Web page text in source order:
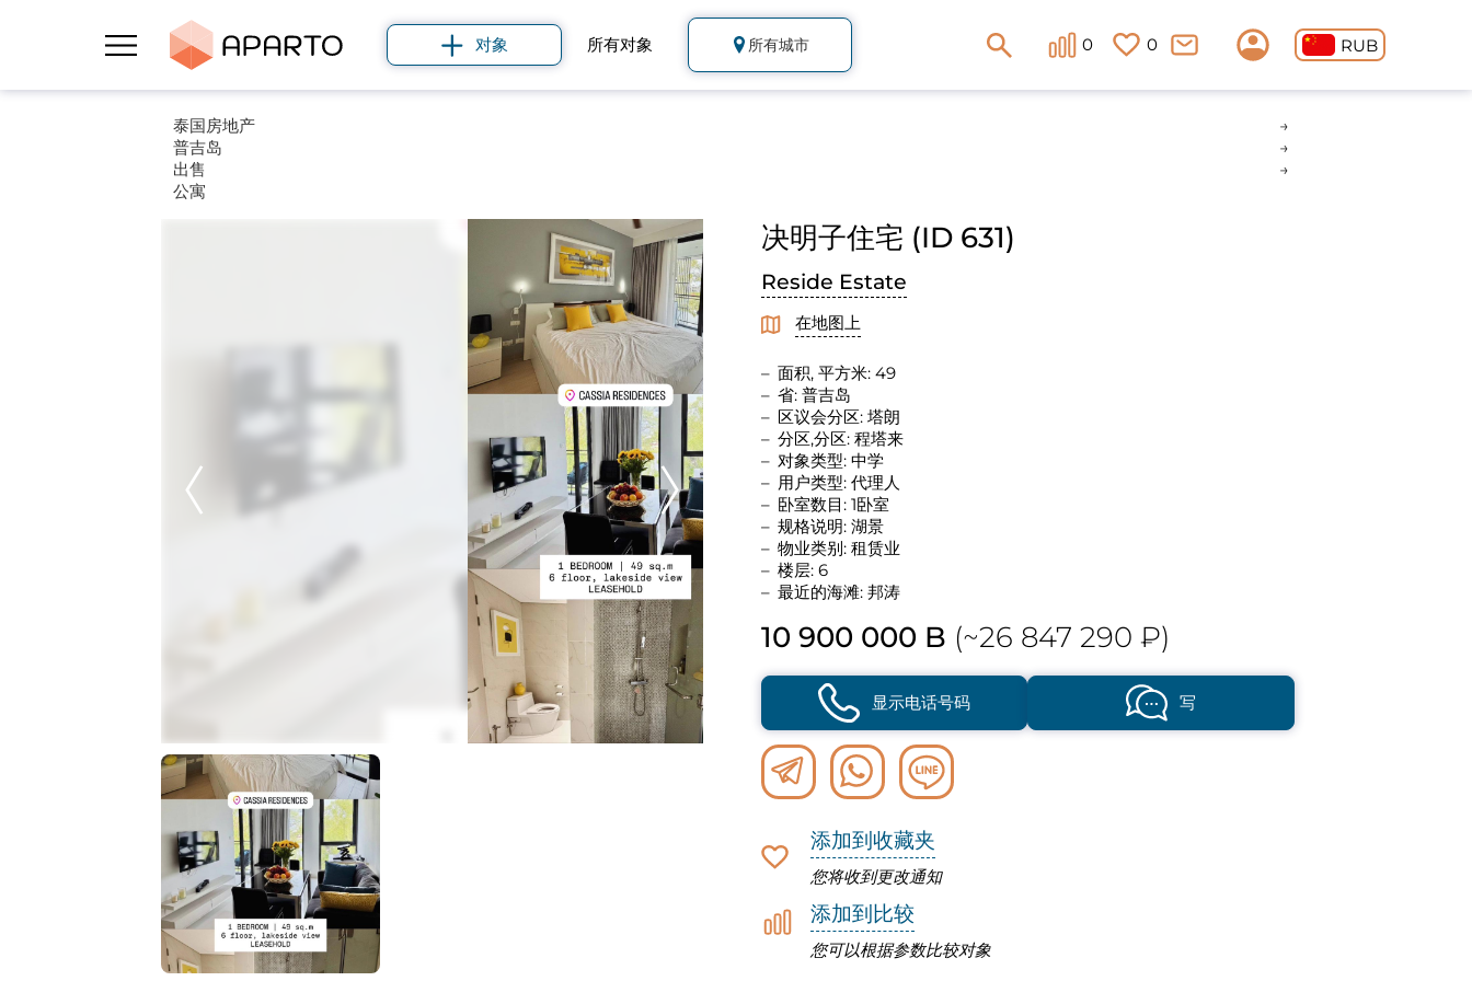
对象 所有对象 所有城市 0 0 RUB
泰国房地产
普吉岛
出售
公寓
决明子住宅 (ID 631)
Reside Estate
在地图上
面积, 平方米: 49
省: 普吉岛
区议会分区: 塔朗
分区,分区: 程塔来
对象类型: 中学
用户类型: 代理人
卧室数目: 1卧室
规格说明: 湖景
物业类别: 租赁业
楼层: 6
最近的海滩: 邦涛
10 900 000 B (~26 847 290 ₽)
显示电话号码 写
添加到收藏夹
您将收到更改通知
添加到比较
您可以根据参数比较对象